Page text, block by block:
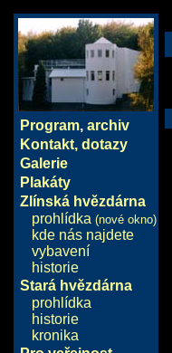
Program, archiv
Kontakt, dotazy
Galerie
Plakáty
Zlínská hvězdárna
prohlídka (nové okno)
kde nás najdete
vybavení
historie
Stará hvězdárna
prohlídka
historie
kronika